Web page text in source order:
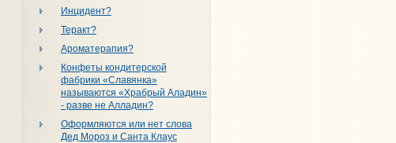
Инцидент?
Теракт?
Ароматерапия?
Конфеты кондитерской
фабрики «Славянка»
называются «Храбрый Аладин»
- разве не Алладин?
Оформляются или нет слова
Дед Мороз и Санта Клаус